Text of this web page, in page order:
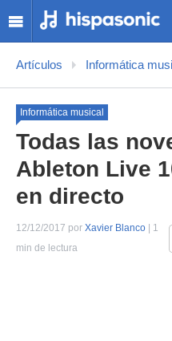
Artículos Informática
Informática musical
Todas las
Ableton Live
en directo
12/12/2017 por Xavier Blanco | 1
min de lectura